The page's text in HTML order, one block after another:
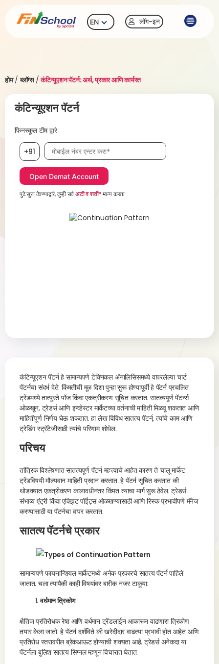
EN लॉग-इन
होम/ब्लॉग्स/कंटिन्यूएशन पॅटर्न: अर्थ, प्रकार आणि कार्यरत
कंटिन्यूएशन पॅटर्न
फिनस्कूल टीमद्वारे
+91 मोबाईल नंबर, आवश्यक
पुढे सुरू ठेवण्याद्वारे, तुम्ही सर्वअटी व शर्ती*मान्य करता
कंटिन्यूएशन पॅटर्न हे सामान्यपणे टेक्निकल ॲनालिसिसमध्ये वापरलेल्या चार्ट
पॅटर्नचा संदर्भ देते. किंमतीची मूळ दिशा पुन्हा सुरू होण्यापूर्वी हे पॅटर्न प्रचलित
ट्रेंडमध्ये तात्पुरते पॉज किंवा एकत्रीकरण सूचित करतात. सातत्यपूर्ण पॅटर्न्स
ओळखून, ट्रेडर्स आणि इन्व्हेस्टर मार्केटच्या वर्तनाची माहिती मिळवू शकतात आणि
माहितीपूर्ण निर्णय घेऊ शकतात. हा लेख विविध सातत्य पॅटर्न, त्यांचे काम आणि
ट्रेडिंग स्ट्रॅटेजीसाठी त्यांचे परिणाम शोधेल.
परिचय
तांत्रिक विश्लेषणात सातत्यपूर्ण पॅटर्न महत्त्वाचे आहेत कारण ते चालू मार्केट
ट्रेंडविषयी मौल्यवान माहिती प्रदान करतात. हे पॅटर्न सूचित करतात की
थोडक्यात एकत्रीकरण कालावधीनंतर किंमत त्याचा मार्ग सुरू ठेवेल. ट्रेडर्स
संभाव्य एंट्री किंवा एक्झिट पॉईंट्स ओळखण्यासाठी आणि रिस्क प्रभावीपणे मॅनेज
करण्यासाठी या पॅटर्नचा वापर करतात.
सातत्य पॅटर्नचे प्रकार
सामान्यपणे फायनान्शियल मार्केटमध्ये अनेक प्रकारचे सातत्य पॅटर्न पाहिले
जातात. चला त्यापैकी काही विषयांवर बारीक नजर टाकूया:
वर्धमान त्रिकोण
क्षैतिज प्रतिरोधक रेषा आणि वर्धमान ट्रेंडलाईन आकारून वाढणारा त्रिकोण
तयार केला जातो. हे पॅटर्न दर्शविते की खरेदीदार वाढत्या प्रभावी होत आहेत आणि
प्रतिरोध स्तरावरील ब्रेकआऊट होण्याची शक्यता आहे. ट्रेडर्स अनेकदा या
पॅटर्नला बुलिश सातत्य सिग्नल म्हणून विचारात घेतात.